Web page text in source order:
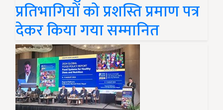
प्रतिभागियों को प्रशस्ति प्रमाण पत्र
देकर किया गया सम्मानित